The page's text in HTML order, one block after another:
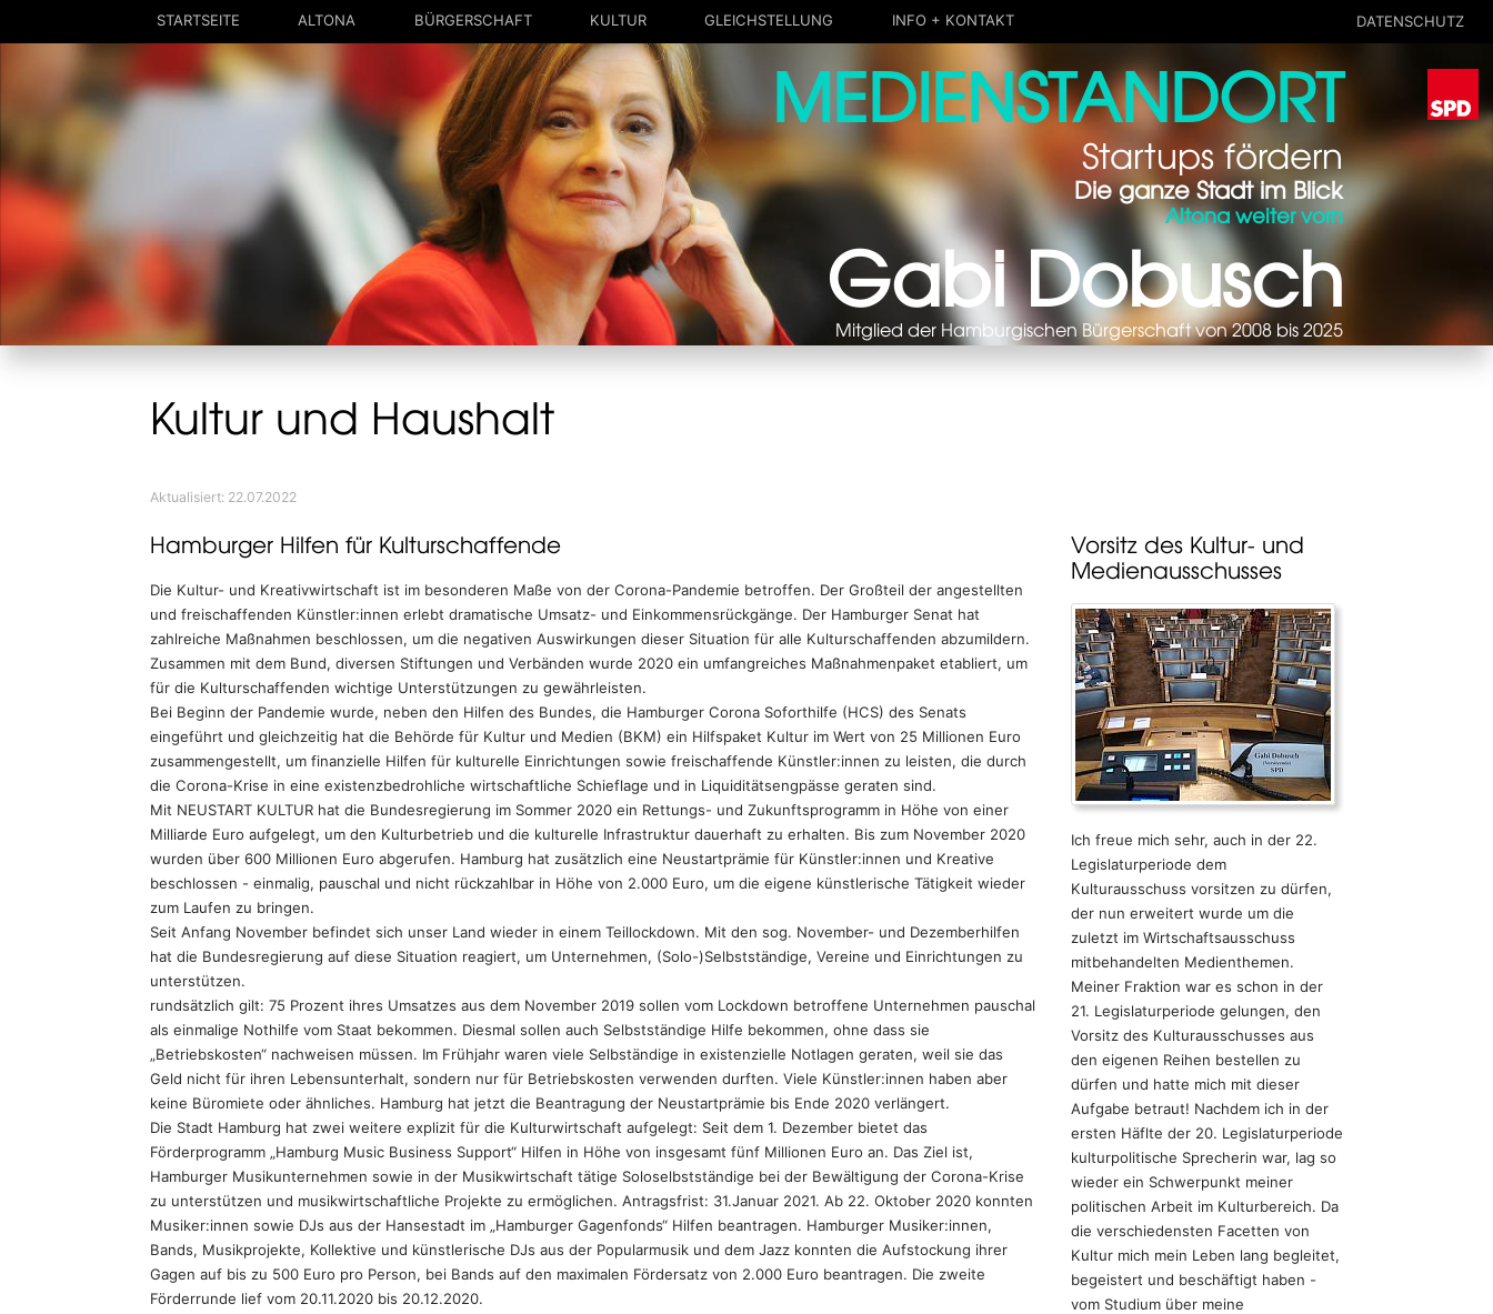
STARTSEITE ALTONA
Mein Altona - Wahlkreis 3
Kultur in Altona
Die roten Elbgespräche
Bauen und Erhalten
Lebensort für Familien
Parks und mehr
BÜRGERSCHAFT
Meine Arbeit in der Bü
2008-2025
Reden
Anträge
Große Anfragen
Kleine Anfragen
Einblicke und Beteiligung
KULTUR
Kultur und Haushalt
Musikstadt Hamburg
Urban Spaces
Gedenkstätten und mehr
GLEICHSTELLUNG
Gleichstellung
Antidiskriminierung
Impressionen vom CSD
Opferschutz
Girlsday in der Politik
INFO + KONTAKT
Kontakt
Impressum
Mein Büro
Praktikum im
Abgeordnetenbüro
Pressefotos
Kurzbiographie
Was ich koche, falls ich
mal Zeit habe
Europa und Internationales
Hamburgs Partnerstädte
Human Trafficking
Intern
MEDIENSTANDORT
Startups fördern
Die ganze Stadt im Blick
Altona weiter vorn
Gabi Dobusch
Mitglied der Hamburgischen Bürgerschaft von 2008 bis 2025
Kultur und Haushalt
Aktualisiert: 22.07.2022
Hamburger Hilfen für Kulturschaffende
Die Kultur- und Kreativwirtschaft ist im besonderen Maße von der Corona-Pandemie betroffen. Der Großteil der angestellten
und freischaffenden Künstler:innen erlebt dramatische Umsatz- und Einkommensrückgänge. Der Hamburger Senat hat
zahlreiche Maßnahmen beschlossen, um die negativen Auswirkungen dieser Situation für alle Kulturschaffenden abzumildern.
Zusammen mit dem Bund, diversen Stiftungen und Verbänden wurde 2020 ein umfangreiches Maßnahmenpaket etabliert, um
für die Kulturschaffenden wichtige Unterstützungen zu gewährleisten.
Bei Beginn der Pandemie wurde, neben den Hilfen des Bundes, die Hamburger Corona Soforthilfe (HCS) des Senats
eingeführt und gleichzeitig hat die Behörde für Kultur und Medien (BKM) ein Hilfspaket Kultur im Wert von 25 Millionen Euro
zusammengestellt, um finanzielle Hilfen für kulturelle Einrichtungen sowie freischaffende Künstler:innen zu leisten, die durch
die Corona-Krise in eine existenzbedrohliche wirtschaftliche Schieflage und in Liquiditätsengpässe geraten sind.
Mit NEUSTART KULTUR hat die Bundesregierung im Sommer 2020 ein Rettungs- und Zukunftsprogramm in Höhe von einer
Milliarde Euro aufgelegt, um den Kulturbetrieb und die kulturelle Infrastruktur dauerhaft zu erhalten. Bis zum November 2020
wurden über 600 Millionen Euro abgerufen. Hamburg hat zusätzlich eine Neustartprämie für Künstler:innen und Kreative
beschlossen - einmalig, pauschal und nicht rückzahlbar in Höhe von 2.000 Euro, um die eigene künstlerische Tätigkeit wieder
zum Laufen zu bringen.
Seit Anfang November befindet sich unser Land wieder in einem Teillockdown. Mit den sog. November- und Dezemberhilfen
hat die Bundesregierung auf diese Situation reagiert, um Unternehmen, (Solo-)Selbstständige, Vereine und Einrichtungen zu
unterstützen.
rundsätzlich gilt: 75 Prozent ihres Umsatzes aus dem November 2019 sollen vom Lockdown betroffene Unternehmen pauschal
als einmalige Nothilfe vom Staat bekommen. Diesmal sollen auch Selbstständige Hilfe bekommen, ohne dass sie
„Betriebskosten“ nachweisen müssen. Im Frühjahr waren viele Selbständige in existenzielle Notlagen geraten, weil sie das
Geld nicht für ihren Lebensunterhalt, sondern nur für Betriebskosten verwenden durften. Viele Künstler:innen haben aber
keine Büromiete oder ähnliches. Hamburg hat jetzt die Beantragung der Neustartprämie bis Ende 2020 verlängert.
Die Stadt Hamburg hat zwei weitere explizit für die Kulturwirtschaft aufgelegt: Seit dem 1. Dezember bietet das
Förderprogramm „Hamburg Music Business Support“ Hilfen in Höhe von insgesamt fünf Millionen Euro an. Das Ziel ist,
Hamburger Musikunternehmen sowie in der Musikwirtschaft tätige Soloselbstständige bei der Bewältigung der Corona-Krise
zu unterstützen und musikwirtschaftliche Projekte zu ermöglichen. Antragsfrist: 31.Januar 2021. Ab 22. Oktober 2020 konnten
Musiker:innen sowie DJs aus der Hansestadt im „Hamburger Gagenfonds“ Hilfen beantragen. Hamburger Musiker:innen,
Bands, Musikprojekte, Kollektive und künstlerische DJs aus der Popularmusik und dem Jazz konnten die Aufstockung ihrer
Gagen auf bis zu 500 Euro pro Person, bei Bands auf den maximalen Fördersatz von 2.000 Euro beantragen. Die zweite
Förderrunde lief vom 20.11.2020 bis 20.12.2020.
Vorsitz des Kultur- und
Medienausschusses
Ich freue mich sehr, auch in der 22.
Legislaturperiode dem
Kulturausschuss vorsitzen zu dürfen,
der nun erweitert wurde um die
zuletzt im Wirtschaftsausschuss
mitbehandelten Medienthemen.
Meiner Fraktion war es schon in der
21. Legislaturperiode gelungen, den
Vorsitz des Kulturausschusses aus
den eigenen Reihen bestellen zu
dürfen und hatte mich mit dieser
Aufgabe betraut! Nachdem ich in der
ersten Häflte der 20. Legislaturperiode
kulturpolitische Sprecherin war, lag so
wieder ein Schwerpunkt meiner
politischen Arbeit im Kulturbereich. Da
die verschiedensten Facetten von
Kultur mich mein Leben lang begleitet,
begeistert und beschäftigt haben -
vom Studium über meine
DATENSCHUTZ